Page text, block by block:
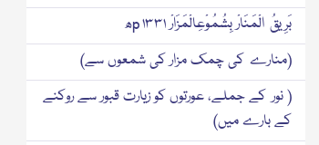
بَرِیقُ الْمَنَارْ بِشُمُوْعِالْمَزَارْ p ۱۳۳۱ھ
(منارے کی چمك مزار کی شمعوں سے)
( نور کے جملے، عورتوں کو زیارت قبور سے روکنے
کے بارے میں)